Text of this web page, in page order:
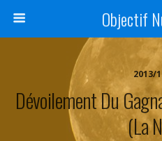
Objectif
2013/
Dévoilement Du
(La